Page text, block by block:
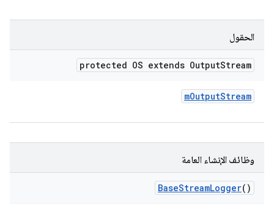
الحقول
protected OS extends OutputStream
mOutputStream
وظائف الإنشاء العامة
BaseStreamLogger()